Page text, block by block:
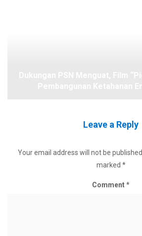
Leave a Reply
Your email address will not be published.
marked *
Comment*